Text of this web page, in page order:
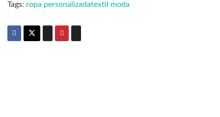
Tags: ropa personalizadatextil moda